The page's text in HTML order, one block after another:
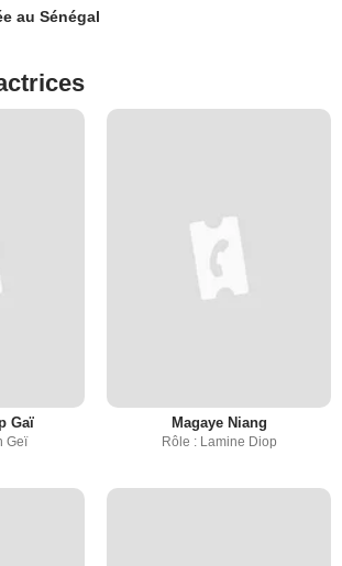
au Sénégal
Gaï
Geï
Magaye Niang
Rôle : Lamine Diop